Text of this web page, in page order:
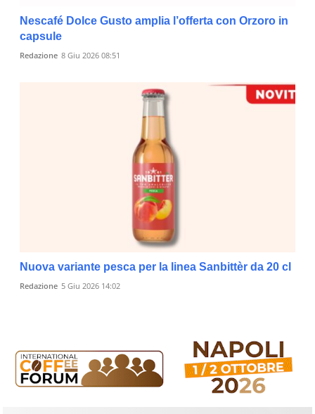
Nescafé Dolce Gusto amplia l’offerta con Orzoro in
capsule
Redazione 8 Giu 2026 08:51
Nuova variante pesca per la linea Sanbittèr da 20 cl
Redazione 5 Giu 2026 14:02